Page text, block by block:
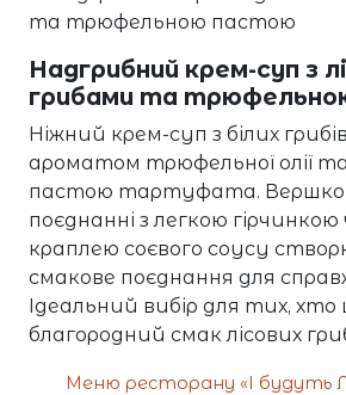
Надгрибний крем-суп з
грибами та
Ніжний крем-суп з білих
ароматом трюфельної олії
пастою тартуфата.
поєднанні з легкою
краплею соєвого соусу
смакове поєднання для
Ідеальний вибір для тих, хто
благородний смак лісових
Меню ресторану «І будуть